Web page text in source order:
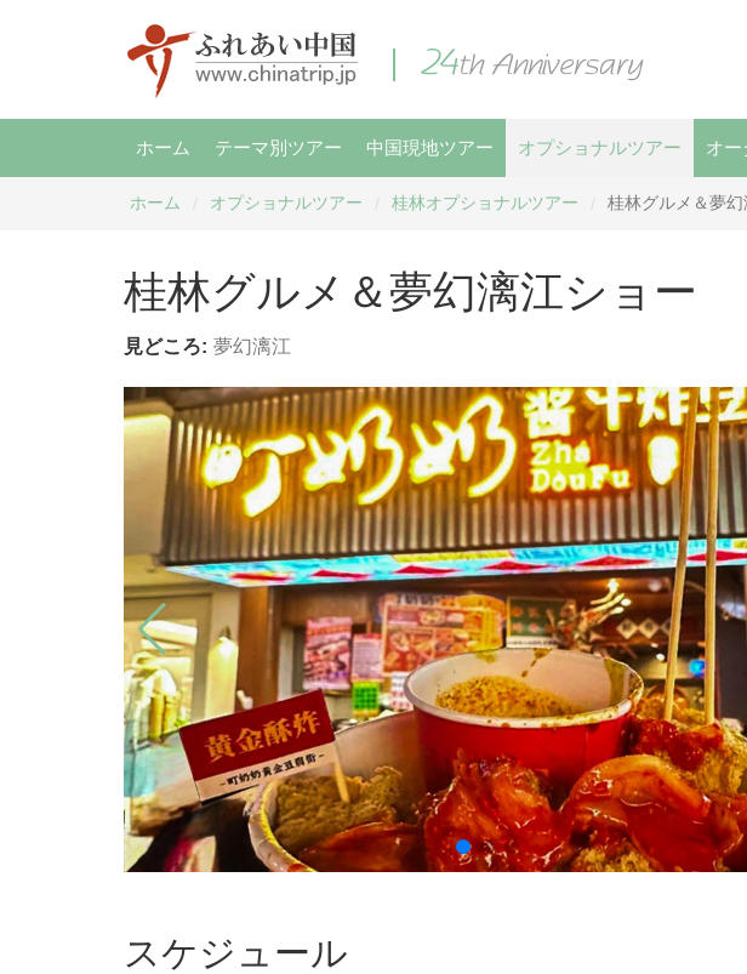
ホーム テーマ別ツアー 中国現地ツアー オプショナルツアー オー
ホーム オプショナルツアー 桂林オプショナルツアー 桂林グルメ＆夢
桂林グルメ＆夢幻漓江ショー
見どころ: 夢幻漓江
スケジュール